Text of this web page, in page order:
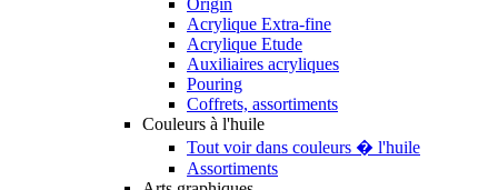
Origin
Acrylique Extra-fine
Acrylique Etude
Auxiliaires acryliques
Pouring
Coffrets, assortiments
Couleurs à l'huile
Tout voir dans couleurs � l'huile
Assortiments